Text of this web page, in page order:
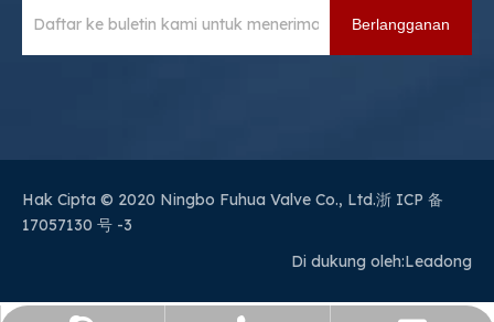
Berlangganan
Hak Cipta © 2020 Ningbo Fuhua Valve Co., Ltd.浙 ICP 备
17057130 号 -3
Di dukung oleh:Leadong